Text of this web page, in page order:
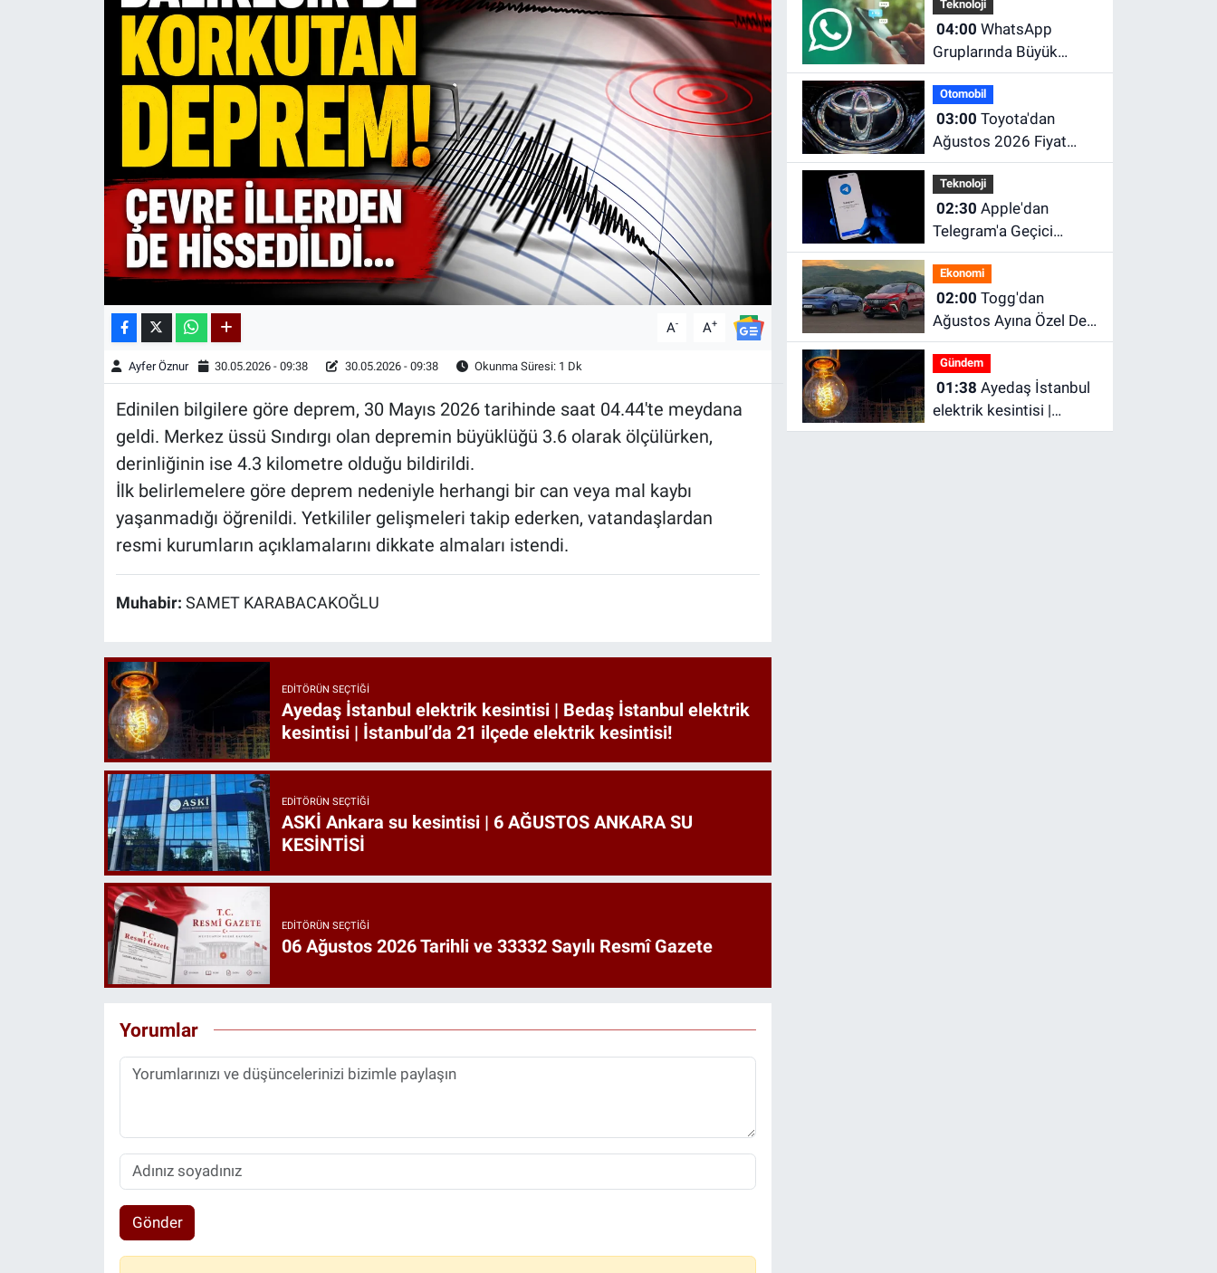
A- A+
Ayfer Öznur 30.05.2026 - 09:38 30.05.2026 - 09:38 Okunma Süresi: 1 Dk
Edinilen bilgilere göre deprem, 30 Mayıs 2026 tarihinde saat 04.44'te meydana
geldi. Merkez üssü Sındırgı olan depremin büyüklüğü 3.6 olarak ölçülürken,
derinliğinin ise 4.3 kilometre olduğu bildirildi.
İlk belirlemelere göre deprem nedeniyle herhangi bir can veya mal kaybı
yaşanmadığı öğrenildi. Yetkililer gelişmeleri takip ederken, vatandaşlardan
resmi kurumların açıklamalarını dikkate almaları istendi.
Muhabir: SAMET KARABACAKOĞLU
EDITÖRÜN SEÇTIĞI
Ayedaş İstanbul elektrik kesintisi | Bedaş İstanbul elektrik
kesintisi | İstanbul’da 21 ilçede elektrik kesintisi!
EDITÖRÜN SEÇTIĞI
ASKİ Ankara su kesintisi | 6 AĞUSTOS ANKARA SU
KESİNTİSİ
EDITÖRÜN SEÇTIĞI
06 Ağustos 2026 Tarihli ve 33332 Sayılı Resmî Gazete
Yorumlar
Gönder
Teknoloji
04:00
Gruplarında Büyük
Değişiklik! Herkesin
Beklediği Özellik
Sonunda Geldi
Otomobil
03:00
Ağustos 2026 Fiyat
Güncellemesi! Corolla,
C-HR, RAV4 ve Hilux'un
Yeni Fiyatları Belli Oldu
Teknoloji
02:30
Telegram'a Geçici
Engel! App Store'dan
Kaldırıldı, Kısa Süre
Sonra Geri Döndü
Ekonomi
02:00
Ağustos Ayına Özel Dev
Kampanya! 1 Milyon TL
Faizsiz Kredi ve Şarj
İndirimi Fırsatı
Gündem
01:38
elektrik kesintisi |
Bedaş İstanbul elektrik
Kadın & Aile
Kültür & Sanat
Yazarlar
Astroloji-Rüya